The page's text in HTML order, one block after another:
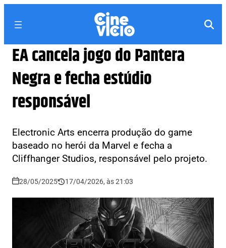
EA cancela jogo do Pantera
Negra e fecha estúdio
responsável
Electronic Arts encerra produção do game
baseado no herói da Marvel e fecha a
Cliffhanger Studios, responsável pelo projeto.
28/05/2025 17/04/2026, às 21:03